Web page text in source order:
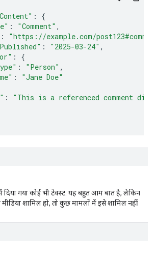
:
{
: "Comment" ,
:
"https://example.com/
: "2025-03-24" ,
:
{
: "Person" ,
:
"Jane Doe"
:
"This is a referenced comment
दिया गया कोई भी टेक्स्ट. यह बहुत आम बात है, लेकिन
शामिल हो, तो कुछ मामलों में इसे शामिल नहीं